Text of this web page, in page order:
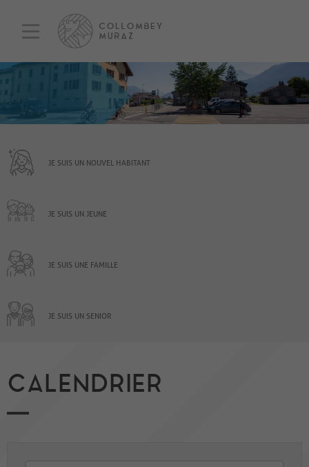
JE SUIS UN NOUVEL HABITANT
JE SUIS UN JEUNE
JE SUIS UNE FAMILLE
JE SUIS UN SENIOR
CALENDRIER